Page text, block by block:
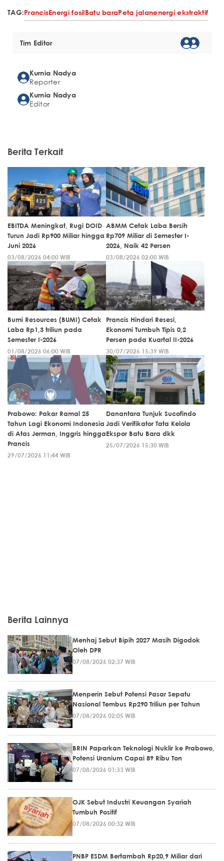
TAG:PrancisEnergi fosilBatu baraPeta jalanenergi ekstraktif
Tim Editor
Kurnia Nadya
Reporter
Kurnia Nadya
Editor
Berita Terkait
EBITDA Meningkat, Rugi DOID
Turun Jadi Rp900 Miliar hingga
Juni 2026
03/08/2026 04:00 WIB
ABMM Cetak Laba Bersih
Rp709 Miliar di Semester I-
2026, Naik 42 Persen
03/08/2026 02:00 WIB
Bumi Resources (BUMI) Cetak
Laba Rp1,3 triliun pada
Semester I-2026
01/08/2026 06:00 WIB
Prancis Hindari Resesi,
Ekonomi Tumbuh Tipis 0,2
Persen pada Kuartal II-2026
30/07/2026 15:39 WIB
Prabowo: Pakar Ramal 25
Tahun Lagi Ekonomi Indonesia
di Atas Jerman, Inggris hingga
Prancis
29/07/2026 11:44 WIB
Danantara Tunjuk Sucofindo
Jadi Verifikator Tata Kelola
Ekspor Batu Bara dkk
25/07/2026 15:30 WIB
Berita Lainnya
Menhaj Sebut Bipih 2027 Masih Digodok
Oleh DPR
07/08/2026 02:37 WIB
Menperin Sebut Potensi Pasar Sepatu
Nasional Tembus Rp290 Triliun per Tahun
07/08/2026 02:05 WIB
BRIN Paparkan Teknologi Nuklir ke Prabowo,
Potensi Uranium Capai 89 Ribu Ton
07/08/2026 01:33 WIB
OJK Sebut Industri Keuangan Syariah
Tumbuh Positif
07/08/2026 00:32 WIB
PNBP ESDM Bertambah Rp20,9 Miliar dari